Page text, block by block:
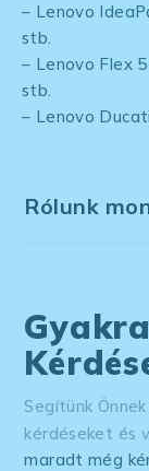
– Lenovo
stb.
– Lenovo Flex
stb.
– Lenovo
Rólunk
Segítünk
kérdéseket és
maradt még